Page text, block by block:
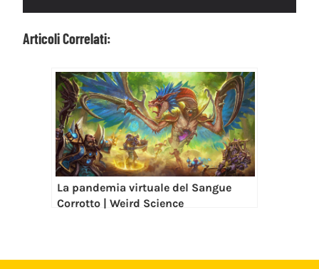
Articoli Correlati:
La pandemia virtuale del Sangue
Corrotto | Weird Science